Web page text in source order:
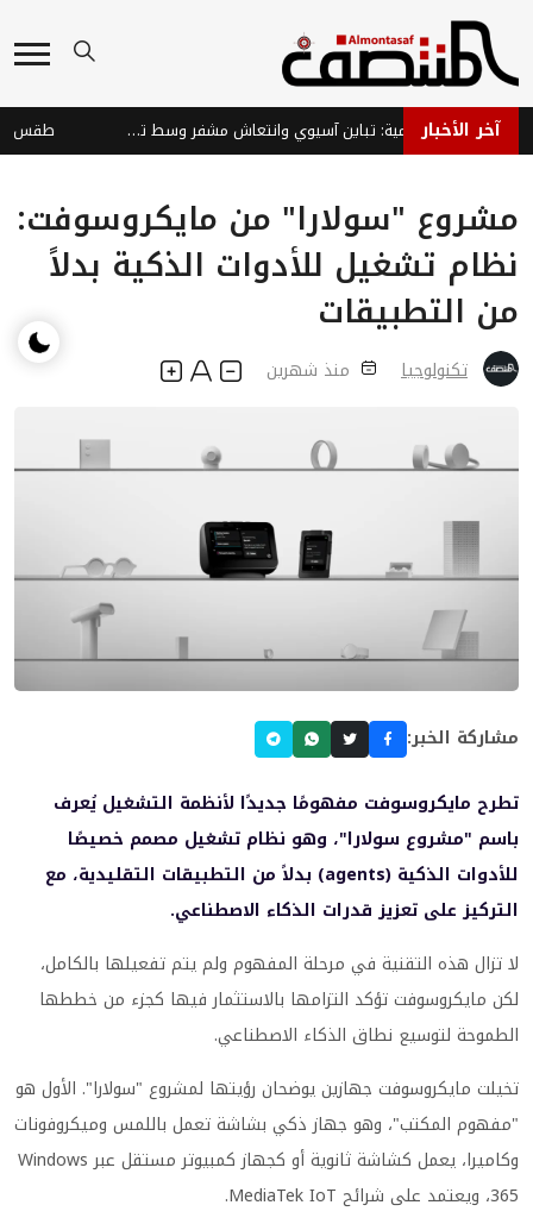
آخر الأخبار الأسواق العالمية: تباين آسيوي وانتعاش مشفر وسط تحديات
مشروع "سولارا" من مايكروسوفت:
نظام تشغيل للأدوات الذكية بدلاً
من التطبيقات
تكنولوجيا منذ شهرين
مشاركة الخبر:
تطرح مايكروسوفت مفهومًا جديدًا لأنظمة التشغيل يُعرف
باسم "مشروع سولارا"، وهو نظام تشغيل مصمم خصيصًا
للأدوات الذكية (agents) بدلاً من التطبيقات التقليدية، مع
التركيز على تعزيز قدرات الذكاء الاصطناعي.
لا تزال هذه التقنية في مرحلة المفهوم ولم يتم تفعيلها بالكامل،
لكن مايكروسوفت تؤكد التزامها بالاستثمار فيها كجزء من خططها
الطموحة لتوسيع نطاق الذكاء الاصطناعي.
تخيلت مايكروسوفت جهازين يوضحان رؤيتها لمشروع "سولارا". الأول هو
"مفهوم المكتب"، وهو جهاز ذكي بشاشة تعمل باللمس وميكروفونات
وكاميرا، يعمل كشاشة ثانوية أو كجهاز كمبيوتر مستقل عبر Windows
365، ويعتمد على شرائح MediaTek IoT.